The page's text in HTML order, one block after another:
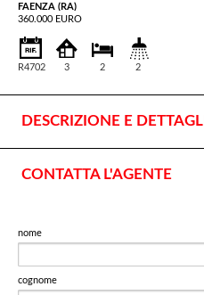
FAENZA (RA)
360.000 EURO
R4702 3 2 2
DESCRIZIONE E DETTAGLI
CONTATTA L'AGENTE
nome
cognome